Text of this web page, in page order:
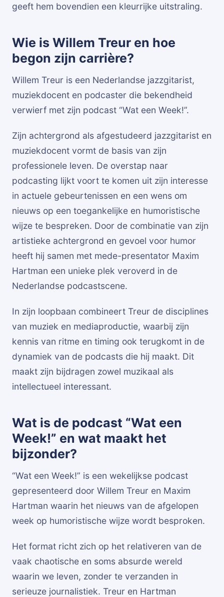
geeft hem bovendien een kleurrijke uitstraling.
Wie is Willem Treur en hoe
begon zijn carrière?
Willem Treur is een Nederlandse jazzgitarist,
muziekdocent en podcaster die bekendheid
verwierf met zijn podcast “Wat een Week!”.
Zijn achtergrond als afgestudeerd jazzgitarist en
muziekdocent vormt de basis van zijn
professionele leven. De overstap naar
podcasting lijkt voort te komen uit zijn interesse
in actuele gebeurtenissen en een wens om
nieuws op een toegankelijke en humoristische
wijze te bespreken. Door de combinatie van zijn
artistieke achtergrond en gevoel voor humor
heeft hij samen met mede-presentator Maxim
Hartman een unieke plek veroverd in de
Nederlandse podcastscene.
In zijn loopbaan combineert Treur de disciplines
van muziek en mediaproductie, waarbij zijn
kennis van ritme en timing ook terugkomt in de
dynamiek van de podcasts die hij maakt. Dit
maakt zijn bijdragen zowel muzikaal als
intellectueel interessant.
Wat is de podcast “Wat een
Week!” en wat maakt het
bijzonder?
“Wat een Week!” is een wekelijkse podcast
gepresenteerd door Willem Treur en Maxim
Hartman waarin het nieuws van de afgelopen
week op humoristische wijze wordt besproken.
Het format richt zich op het relativeren van de
vaak chaotische en soms absurde wereld
waarin we leven, zonder te verzanden in
serieuze journalistiek. Treur en Hartman